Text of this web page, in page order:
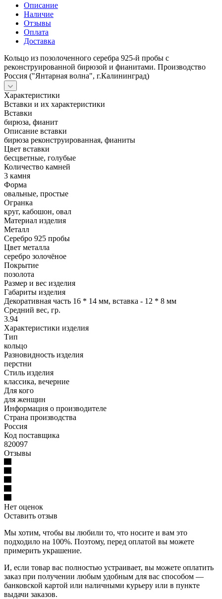
Описание
Наличие
Отзывы
Оплата
Доставка
Кольцо из позолоченного серебра 925-й пробы с
реконструированной бирюзой и фианитами. Производство
Россия ("Янтарная волна", г.Калининград)
Характеристики
Вставки и их характеристики
Вставки
бирюза, фианит
Описание вставки
бирюза реконструированная, фианиты
Цвет вставки
бесцветные, голубые
Количество камней
3 камня
Форма
овальные, простые
Огранка
круг, кабошон, овал
Материал изделия
Металл
Серебро 925 пробы
Цвет металла
серебро золочёное
Покрытие
позолота
Размер и вес изделия
Габариты изделия
Декоративная часть 16 * 14 мм, вставка - 12 * 8 мм
Средний вес, гр.
3.94
Характеристики изделия
Тип
кольцо
Разновидность изделия
перстни
Стиль изделия
классика, вечерние
Для кого
для женщин
Информация о производителе
Страна производства
Россия
Код поставщика
820097
Отзывы
Нет оценок
Оставить отзыв
Мы хотим, чтобы вы любили то, что носите и вам это
подходило на 100%. Поэтому, перед оплатой вы можете
примерить украшение.
И, если товар вас полностью устраивает, вы можете оплатить
заказ при получении любым удобным для вас способом —
банковской картой или наличными курьеру или в пункте
выдачи заказов.